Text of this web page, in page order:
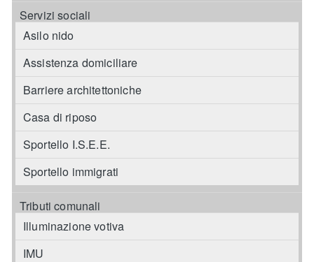
Servizi sociali
Asilo nido
Assistenza domiciliare
Barriere architettoniche
Casa di riposo
Sportello I.S.E.E.
Sportello immigrati
Tributi comunali
Illuminazione votiva
IMU